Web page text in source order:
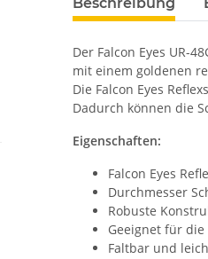
Beschreibung
Der Falcon Eyes UR-
mit einem goldenen
Die Falcon Eyes
Dadurch können die
Eigenschaften:
Falcon Eyes
Durchmesser
Robuste
Geeignet für
Faltbar und